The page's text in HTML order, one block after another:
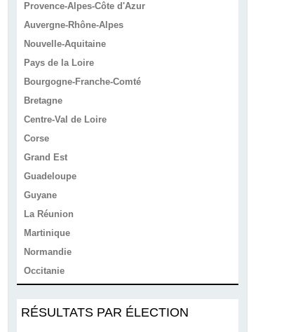
Provence-Alpes-Côte d'Azur
Auvergne-Rhône-Alpes
Nouvelle-Aquitaine
Pays de la Loire
Bourgogne-Franche-Comté
Bretagne
Centre-Val de Loire
Corse
Grand Est
Guadeloupe
Guyane
La Réunion
Martinique
Normandie
Occitanie
RÉSULTATS PAR ÉLECTION